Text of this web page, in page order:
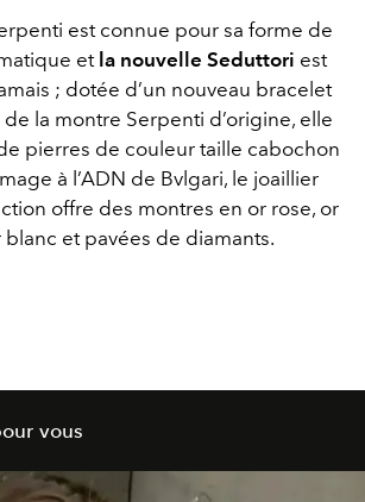
est connue pour sa forme de
et la nouvelle Seduttori est
; dotée d’un nouveau bracelet
la montre Serpenti d’origine, elle
pierres de couleur taille cabochon
à l’ADN de Bvlgari, le joaillier
offre des montres en or rose, or
blanc et pavées de diamants.
vous